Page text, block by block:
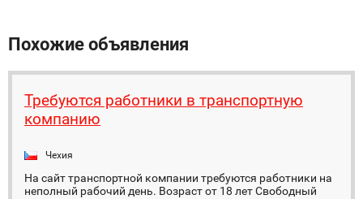
Похожие объявления
Требуются работники в транспортную
компанию
Чехия
На сайт транспортной компании требуются работники на
неполный рабочий день. Возраст от 18 лет Свободный